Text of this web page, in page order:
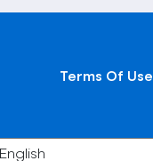
Terms Of Use